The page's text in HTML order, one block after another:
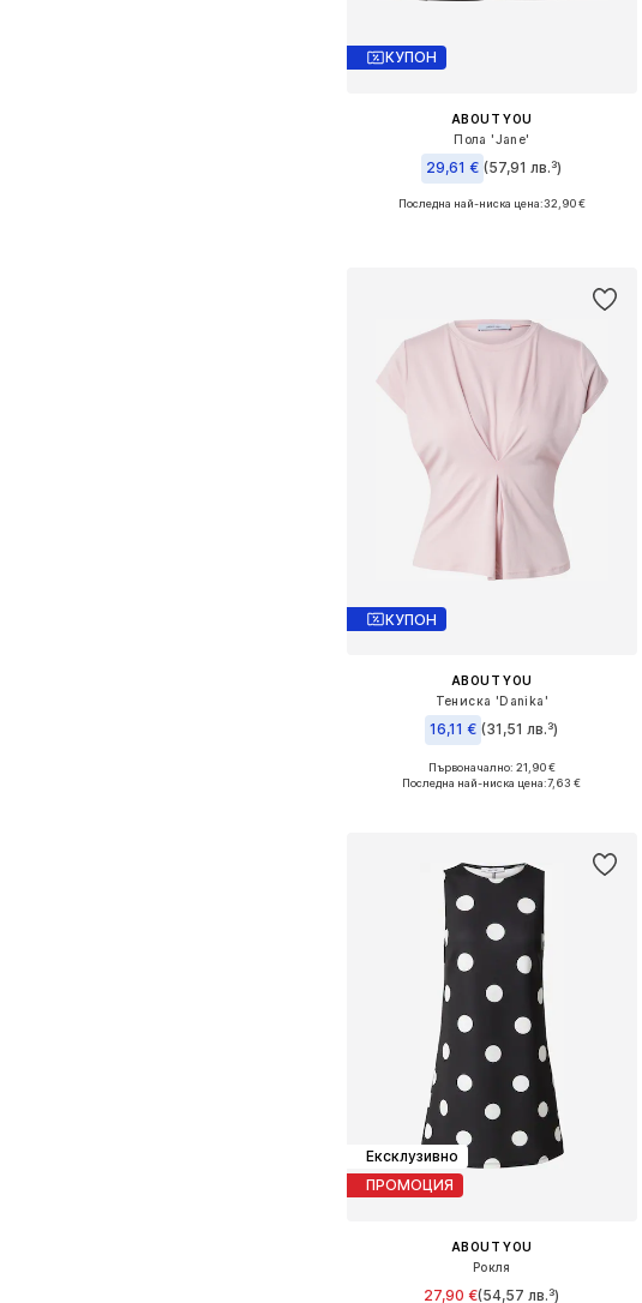
КУПОН
ABOUT YOU
Пола 'Jane'
29,61 € (57,91 лв.³)
Налични размери: 34, 36, 38, 40, 42
Последна най-ниска цена:32,90 €
КУПОН
ABOUT YOU
Тениска 'Danika'
16,11 € (31,51 лв.³)
Налични размери: S, M, L
Първоначално: 21,90 €
Последна най-ниска цена:7,63 €
Ексклузивно
ПРОМОЦИЯ
ABOUT YOU
Рокля
27,90 €(54,57 лв.³)